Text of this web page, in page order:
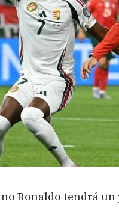
Ronaldo tendrá un